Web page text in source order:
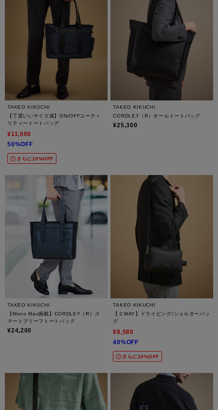
TAKEO KIKUCHI
【丁度いいサイズ感】ON/OFFユーティ
リティートートバッグ
¥11,000
50%OFF
さらに10%OFF
TAKEO KIKUCHI
CORDLEY（R）オールトートバッグ
¥25,300
TAKEO KIKUCHI
【Mono Max掲載】CORDLEY（R）ス
マートブリーフトートバッグ
¥24,200
TAKEO KIKUCHI
【２WAY】ドライビング/ショルダーバッ
グ
¥8,580
40%OFF
さらに10%OFF